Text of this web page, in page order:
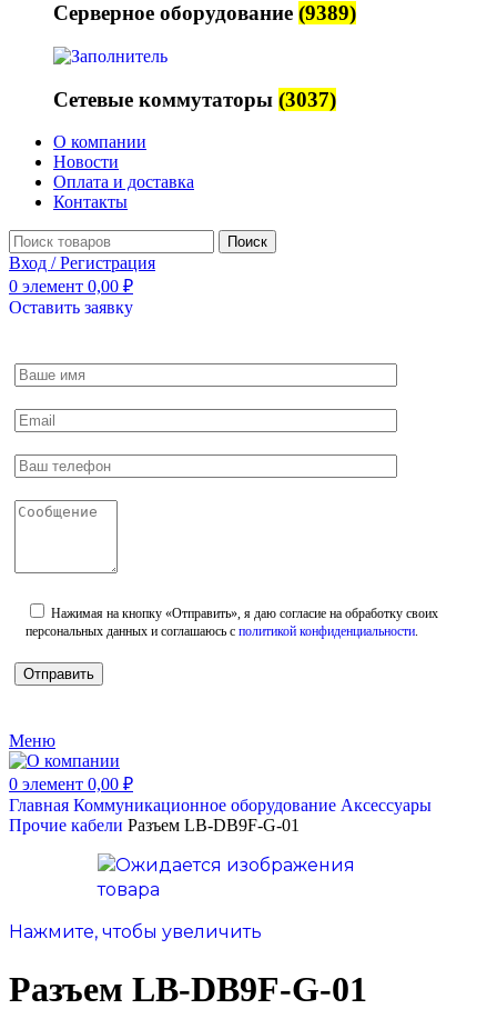
Серверное оборудование (9389)
Сетевые коммутаторы (3037)
О компании
Новости
Оплата и доставка
Контакты
Поиск
Вход / Регистрация
0 элемент 0,00 ₽
Оставить заявку
Нажимая на кнопку «Отправить», я даю согласие на обработку своих
персональных данных и соглашаюсь с политикой конфиденциальности.
Меню
0 элемент 0,00 ₽
Главная Коммуникационное оборудование Аксессуары
Прочие кабели Разъем LB-DB9F-G-01
Нажмите, чтобы увеличить
Разъем LB-DB9F-G-01